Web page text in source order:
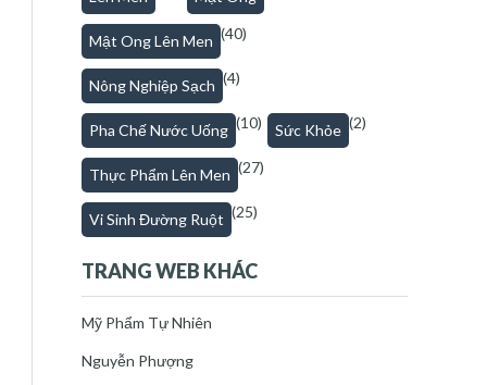
Mật Ong Lên Men (40)
Nông Nghiệp Sạch (4)
Pha Chế Nước Uống (10) Sức Khỏe (2)
Thực Phẩm Lên Men (27)
Vi Sinh Đường Ruột (25)
TRANG WEB KHÁC
Mỹ Phẩm Tự Nhiên
Nguyễn Phượng